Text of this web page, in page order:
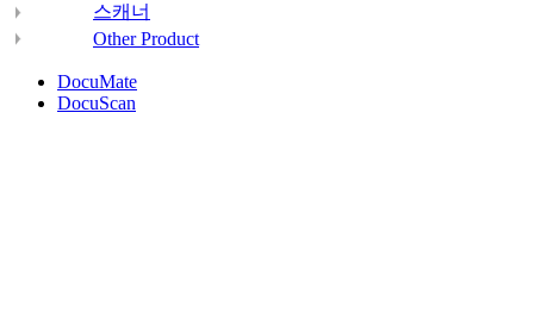
스캐너
Other Product
DocuMate
DocuScan